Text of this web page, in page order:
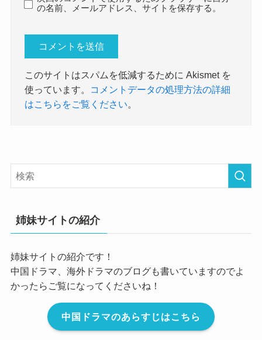
の名前、メールアドレス、サイトを保存する。
このサイトはスパムを低減するために Akismet を
使っています。
コメントデータの処理方法の詳細
はこちらをご覧ください。
姉妹サイトの紹介
姉妹サイトの紹介です！
中国ドラマ、海外ドラマのブログも書いていますのでよ
かったらご覧になってくださいね！
中国ドラマのあらすじはこちら